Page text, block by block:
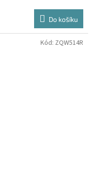
Do košíku
Kód: ZQW514R